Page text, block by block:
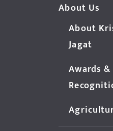
About Us
About
Jagat
Awards &